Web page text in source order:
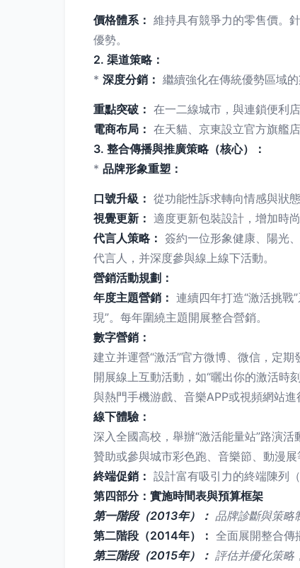
價格體系： 維持具有競爭力的零售價。
優勢。
2. 渠道策略：
* 深度分銷： 繼續強化在傳統優勢區域
重點突破： 在一二線城市，與連鎖便利
電商布局： 在天貓、京東設立官方旗艦
3. 整合傳播與推廣策略（核心）：
* 品牌形象重塑：
口號升級： 從功能性訴求轉向情感與狀
視覺更新： 適度更新包裝設計，增加時
代言人策略： 簽約一位形象健康、陽光
代言人，并深度參與線上線下活動。
營銷活動規劃：
年度主題營銷： 連續四年打造“激活挑戰
現”。每年圍繞主題開展整合營銷。
數字營銷：
建立并運營“激活”官方微博、微信，定期
開展線上互動活動，如“曬出你的激活時
與熱門手機游戲、音樂APP或視頻網站
線下體驗：
深入全國高校，舉辦“激活能量站”路演
贊助或參與城市彩色跑、音樂節、動漫
終端促銷： 設計富有吸引力的終端陳列
第四部分：實施時間表與預算框架
第一階段（2013年）： 品牌診斷與策略
第二階段（2014年）： 全面展開整合傳
第三階段（2015年）： 評估并優化策略